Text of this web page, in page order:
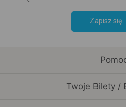
Zapisz się
Twoje Bilety /